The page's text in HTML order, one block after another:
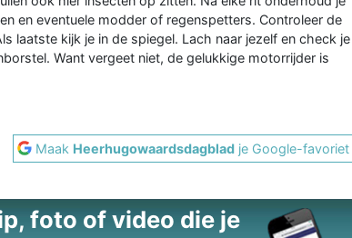
en eventuele modder of regenspetters. Controleer de
laatste kijk je in de spiegel. Lach naar jezelf en check je
Want vergeet niet, de gelukkige motorrijder is
Maak Heerhugowaardsdagblad je Google-favoriet
foto of video die je